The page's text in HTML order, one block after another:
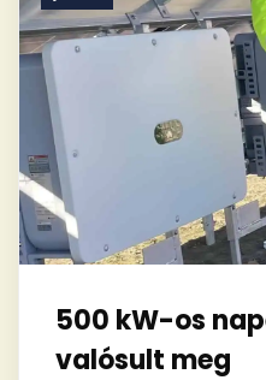
500 kW-os
valósult meg